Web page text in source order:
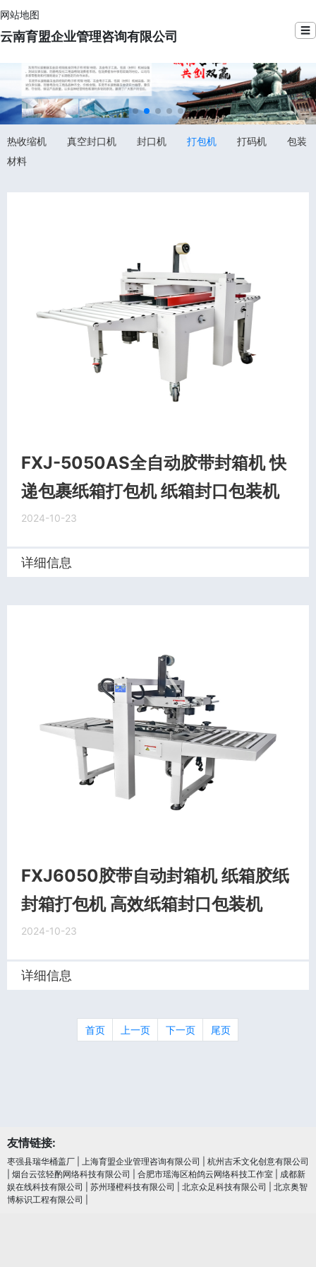
网站地图
云南育盟企业管理咨询有限公司 ☰
热收缩机 真空封口机 封口机 打包机 打码机
包装
材料
FXJ-5050AS全自动胶带封箱机 快
递包裹纸箱打包机 纸箱封口包装机
2024-10-23
详细信息
FXJ6050胶带自动封箱机 纸箱胶纸
封箱打包机 高效纸箱封口包装机
2024-10-23
详细信息
首页 上一页 下一页 尾页
友情链接:
枣强县瑞华桶盖厂 上海育盟企业管理咨询有限公司
杭州吉禾文化创意有限公司
烟台云弦轻酌网络科技有限公司 合肥市瑶海区柏鸽云网络科技工作室
成都新
娱在线科技有限公司
苏州瑾橙科技有限公司 北京众足科技有限公司
北京奥智
博标识工程有限公司